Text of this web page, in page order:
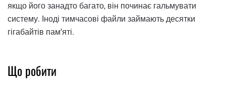
якщо його занадто багато, він починає гальмувати
систему. Іноді тимчасові файли займають десятки
гігабайтів памʼяті.
Що робити